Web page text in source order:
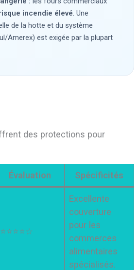
incendie élevé. Une
de la hotte et du système
Amerex) est exigée par la plupart
des protections pour
Évaluation Spécificités
⭐⭐⭐⭐☆
Excellente
couverture
pour les
commerces
alimentaires
spécialisés.